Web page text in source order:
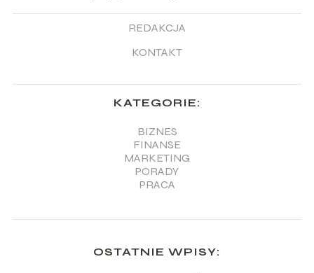
REDAKCJA
KONTAKT
KATEGORIE:
BIZNES
FINANSE
MARKETING
PORADY
PRACA
OSTATNIE WPISY: